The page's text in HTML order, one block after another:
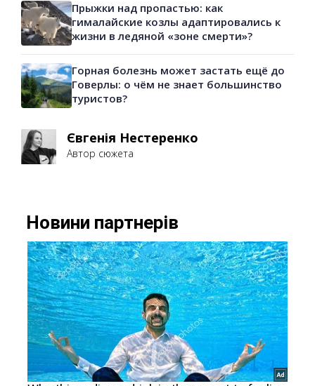
Прыжки над пропастью: как
гималайские козлы адаптировались к
жизни в ледяной «зоне смерти»?
Горная болезнь может застать ещё до
Говерлы: о чём не знает большинство
туристов?
Євгенія Нестеренко
Автор сюжета